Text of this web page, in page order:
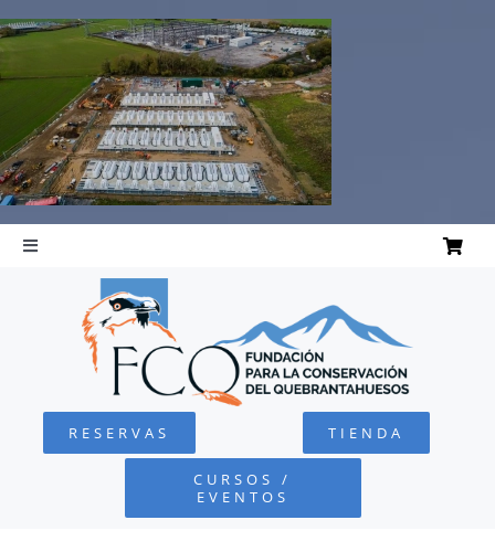
al
contenido
Toggle
Navigation
QUEBRANTAHUESOS
FUNDACIÓN
RESERVAS TIENDA
CURSOS /
EVENTOS